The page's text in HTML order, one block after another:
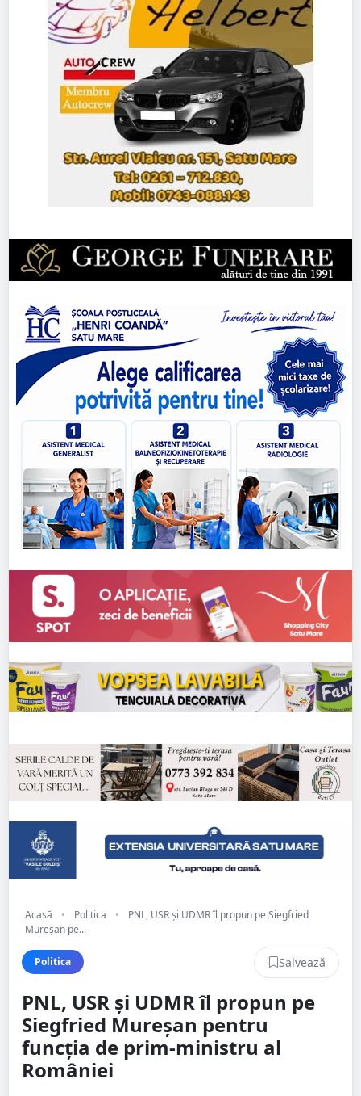
Acasă • Politica •
PNL, USR și UDMR îl propun pe Siegfried
Mureșan pe...
Politica Salvează
PNL, USR și UDMR îl propun pe
Siegfried Mureșan pentru
funcția de prim-ministru al
României